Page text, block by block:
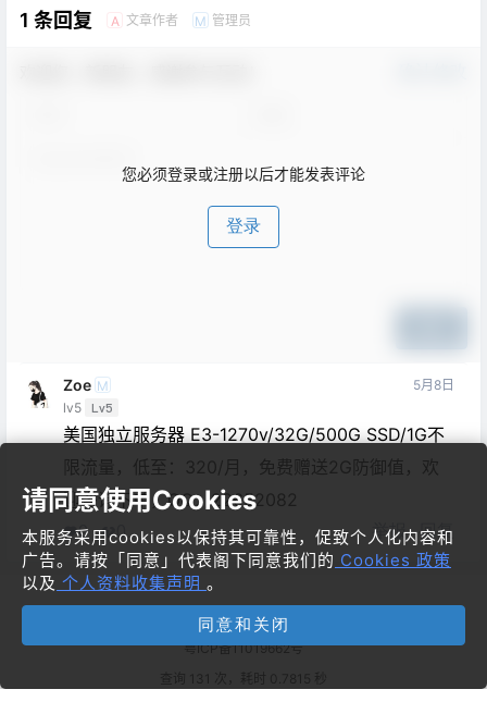
1 条回复 A 文章作者 M 管理员
您必须登录或注册以后才能发表评论
登录
Zoe M
lv5 Lv5
5月8日
美国独立服务器 E3-1270v/32G/500G SSD/1G不
限流量，低至：320/月，免费赠送2G防御值，欢
迎咨询下单，QQ：22652082
0 0 举报 回复
Copyright © 2026 梦飞idc云平台
粤ICP备11019662号
查询 131 次，耗时 0.7815 秒
请同意使用Cookies
本服务采用cookies以保持其可靠性，促致个人化内容和
广告。请按「同意」代表阁下同意我们的 Cookies 政策
以及 个人资料收集声明 。
同意和关闭